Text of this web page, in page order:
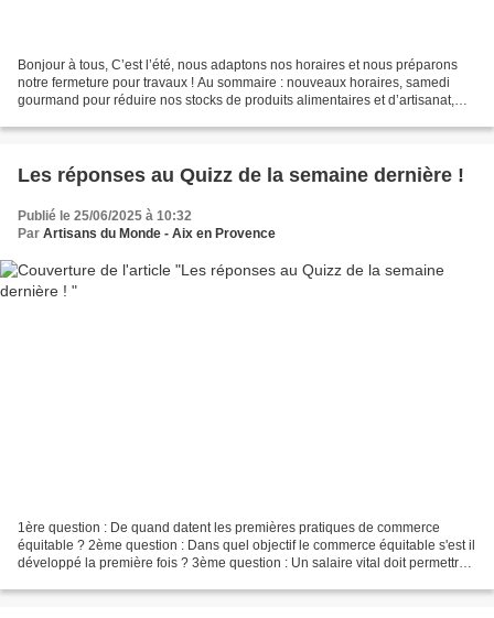
Bonjour à tous, C’est l’été, nous adaptons nos horaires et nous préparons
notre fermeture pour travaux ! Au sommaire : nouveaux horaires, samedi
gourmand pour réduire nos stocks de produits alimentaires et d’artisanat,
Les réponses au Quizz de la semaine dernière !
Publié le 25/06/2025 à 10:32
Par Artisans du Monde - Aix en Provence
1ère question : De quand datent les premières pratiques de commerce
équitable ? 2ème question : Dans quel objectif le commerce équitable s'est il
développé la première fois ? 3ème question : Un salaire vital doit permettre